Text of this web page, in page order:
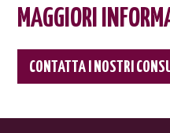
MAGGIORI
CONTATTA I NOSTRI